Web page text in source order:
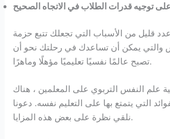
توجيه قدرات الطلاب في الاتجاه الصحيح
قليل من الأسباب التي تجعلك تتبع حزمة
والتي يمكن أن تساعدك في رحلتك نحو أن
تصبح عالمًا نفسيًا تعليميًا مؤهلًا وماهرًا.
علم النفس التربوي على المعلمين ، هناك
التي يتمتع بها على التعليم نفسه. دعونا
نلقي نظرة على بعض هذه المزايا.